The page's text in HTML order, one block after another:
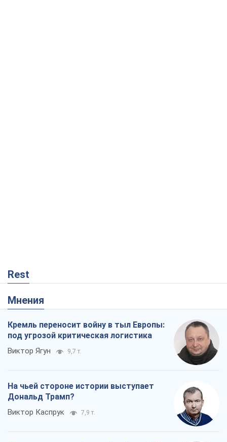
Rest
Мнения
Кремль переносит войну в тыл Европы:
под угрозой критическая логистика
Виктор Ягун 9,7 т.
На чьей стороне истории выступает
Дональд Трамп?
Виктор Каспрук 7,9 т.